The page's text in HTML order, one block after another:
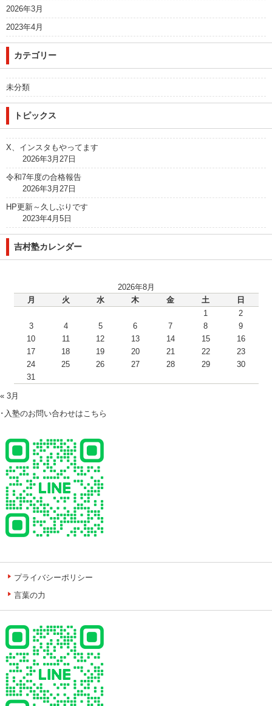
2026年3月
2023年4月
カテゴリー
未分類
トピックス
X、インスタもやってます
2026年3月27日
令和7年度の合格報告
2026年3月27日
HP更新～久しぶりです
2023年4月5日
吉村塾カレンダー
2026年8月
月
火 水 木 金 土
日
1
2
3
4 5 6 7 8
9
10
11 12 13 14 15
16
17
18 19 20 21 22
23
24
25 26 27 28 29
30
31
« 3月
･入塾のお問い合わせはこちら
プライバシーポリシー
言葉の力